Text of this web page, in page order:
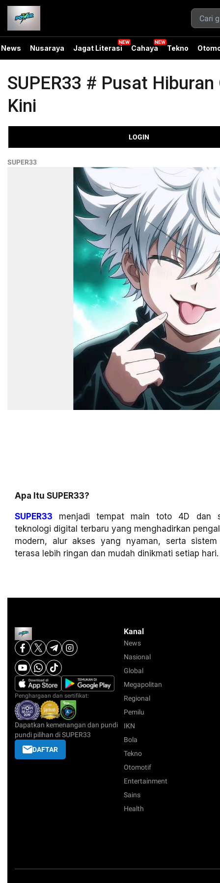
News Nusaraya Jagat Literasi Cahaya Tekno
SUPER33 # Pusat
Kini
LOGIN
SUPER33
Apa Itu SUPER33?
SUPER33 menjadi tempat main toto 4D dan
teknologi digital terbaru yang menghadirkan
modern, alur akses yang nyaman, serta
terasa lebih ringan dan mudah dinikmati setiap hari.
Penghargaan dan sertifikat:
Dapatkan kemenangan dan pundi
pundi pilihan di SUPER33
DAFTAR
Kanal
News
Nasional
Global
Megapolitan
Regional
Pemilu
IKN
Bola
Tekno
Otomotif
Entertainment
Sains
Health